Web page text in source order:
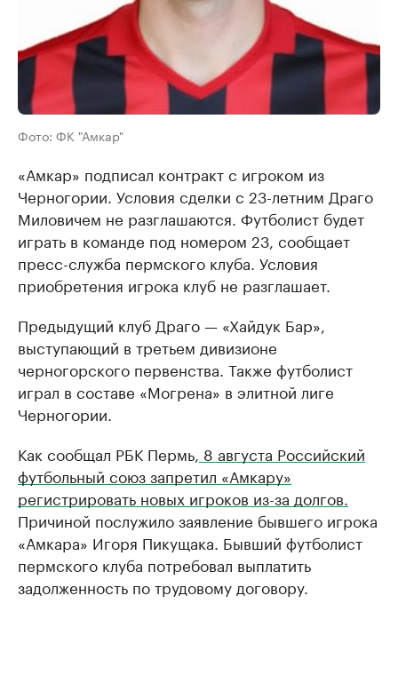
Фото: ФК "Амкар"
«Амкар» подписал контракт с игроком из
Черногории. Условия сделки с 23-летним Драго
Миловичем не разглашаются. Футболист будет
играть в команде под номером 23, сообщает
пресс-служба пермского клуба. Условия
приобретения игрока клуб не разглашает.
Предыдущий клуб Драго — «Хайдук Бар»,
выступающий в третьем дивизионе
черногорского первенства. Также футболист
играл в составе «Могрена» в элитной лиге
Черногории.
Как сообщал РБК Пермь, 8 августа Российский
футбольный союз запретил «Амкару»
регистрировать новых игроков из-за долгов.
Причиной послужило заявление бывшего игрока
«Амкара» Игоря Пикущака. Бывший футболист
пермского клуба потребовал выплатить
задолженность по трудовому договору.